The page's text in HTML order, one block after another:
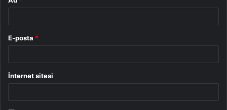
E-posta *
İnternet sitesi